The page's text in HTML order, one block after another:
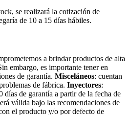
se realizará la cotización de
de 10 a 15 días hábiles.
a brindar productos de alta
embargo, es importante tener en
de garantía. Misceláneos: cuentan
de fábrica. Inyectores:
días de garantía a partir de la fecha de
válida bajo las recomendaciones de
el producto y/o por defecto de